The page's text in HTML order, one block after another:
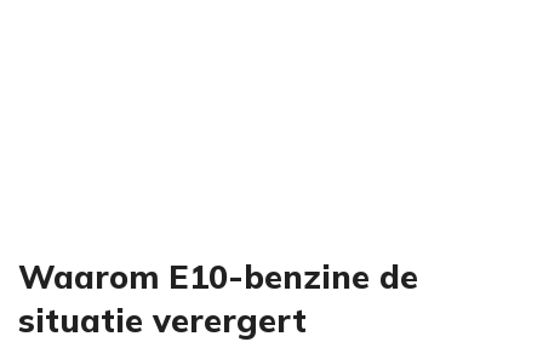
Waarom E10-benzine de
situatie verergert